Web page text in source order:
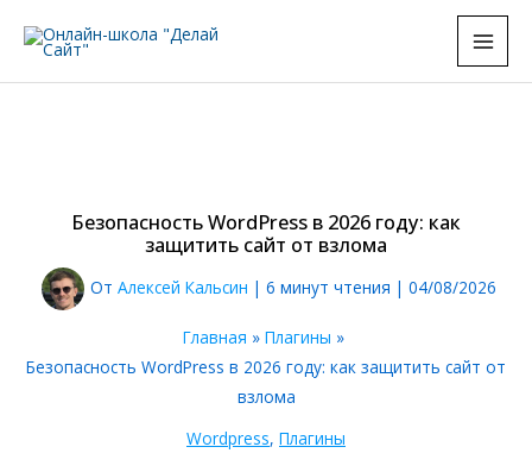
Безопасность WordPress в 2026 году: как
защитить сайт от взлома
От Алексей Кальсин | 6 минут чтения | 04/08/2026
Главная
Плагины
Безопасность WordPress в 2026 году: как защитить сайт от
взлома
Wordpress, Плагины